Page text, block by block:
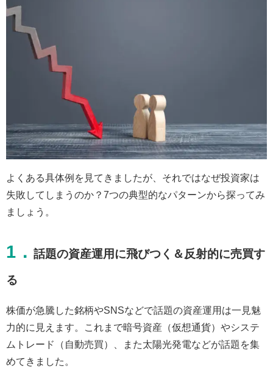
よくある具体例を見てきましたが、それではなぜ投資家は
失敗してしまうのか？7つの典型的なパターンから探ってみ
ましょう。
1． 話題の資産運用に飛びつく＆反射的に売買す
る
株価が急騰した銘柄やSNSなどで話題の資産運用は一見魅
力的に見えます。これまで暗号資産（仮想通貨）やシステ
ムトレード（自動売買）、また太陽光発電などが話題を集
めてきました。